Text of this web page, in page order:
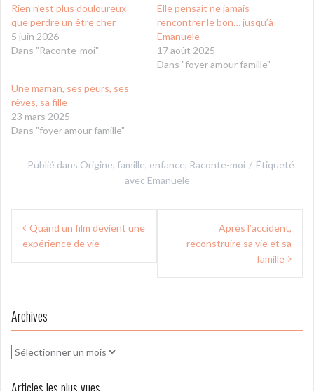
Rien n’est plus douloureux
que perdre un être cher
5 juin 2026
Dans "Raconte-moi"
Elle pensait ne jamais
rencontrer le bon… jusqu’à
Emanuele
17 août 2025
Dans "foyer amour famille"
Une maman, ses peurs, ses
rêves, sa fille
23 mars 2025
Dans "foyer amour famille"
Publié dans Origine, famille, enfance, Raconte-moi
Étiqueté
avec Emanuele
Navigation
deQuand un film devient une
expérience de vie
Après l’accident,
reconstruire sa vie et sa
famille
Archives
Archives